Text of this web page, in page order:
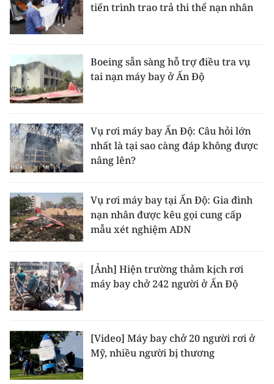
Đông Nam Bộ
Đồng bằng sông Cửu Long
Chuyên trang Hà Nội
Chuyên trang TP. Hồ Chí Minh
CHUYÊN ĐỀ
CÁC CHUYÊN TRANG
VỀ BÁO NHÂN DÂN
THỜI NAY
NHÂN DÂN HẰNG THÁNG
MUA BÁO
ĐỌC BÁO IN
ENGLISH
tiến trình trao trả thi thể nạn nhân
Boeing sẵn sàng hỗ trợ điều tra vụ
tai nạn máy bay ở Ấn Độ
Vụ rơi máy bay Ấn Độ: Câu hỏi lớn
nhất là tại sao càng đáp không được
nâng lên?
Vụ rơi máy bay tại Ấn Độ: Gia đình
nạn nhân được kêu gọi cung cấp
mẫu xét nghiệm ADN
[Ảnh] Hiện trường thảm kịch rơi
máy bay chở 242 người ở Ấn Độ
[Video] Máy bay chở 20 người rơi ở
Mỹ, nhiều người bị thương